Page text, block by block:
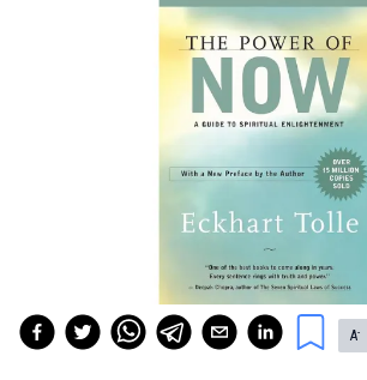
A-